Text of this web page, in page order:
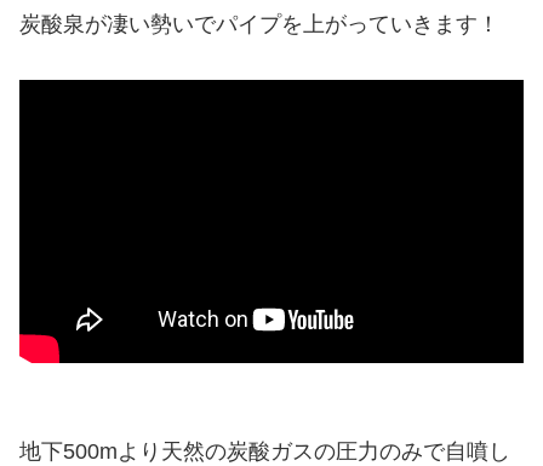
炭酸泉が凄い勢いでパイプを上がっていきます！
地下500mより天然の炭酸ガスの圧力のみで自噴し